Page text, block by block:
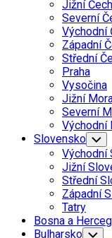
Jižní
Severní
Východní
Západní
Střední
Praha
Vysočina
Jižní
Severní
Východní
Slovensko Toggle
Child
Východní
Jižní
Střední
Západní
Tatry
Bosna a
Bulharsko Toggle